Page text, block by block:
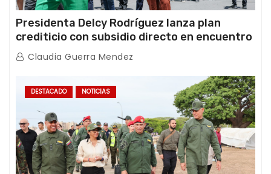
Presidenta Delcy Rodríguez lanza plan
crediticio con subsidio directo en encuentro
con Juntas de Condominio
Claudia Guerra Mendez
DESTACADO NOTICIAS